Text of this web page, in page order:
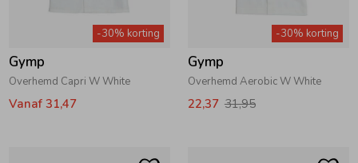
-30% korting
Gymp
Overhemd Capri W White
Vanaf 31,47
-30% korting
Gymp
Overhemd Aerobic W White
22,37 31,95